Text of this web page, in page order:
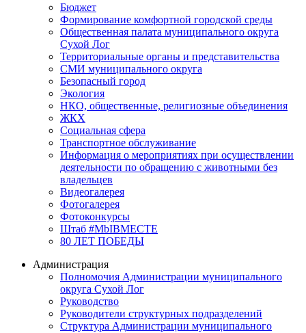
Бюджет
Формирование комфортной городской среды
Общественная палата муниципального округа
Сухой Лог
Территориальные органы и представительства
СМИ муниципального округа
Безопасный город
Экология
НКО, общественные, религиозные объединения
ЖКХ
Социальная сфера
Транспортное обслуживание
Информация о мероприятиях при осуществлении
деятельности по обращению с животными без
владельцев
Видеогалерея
Фотогалерея
Фотоконкурсы
Штаб #MbIBMECTE
80 ЛЕТ ПОБЕДЫ
Администрация
Полномочия Администрации муниципального
округа Сухой Лог
Руководство
Руководители структурных подразделений
Структура Администрации муниципального